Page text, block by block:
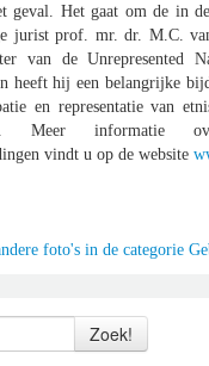
geval. Het gaat om de in
jurist prof. mr. dr. M.C.
van de Unrepresented
heeft hij een belangrijke
en representatie van
Meer informatie
vindt u op de website
foto's in de categorie